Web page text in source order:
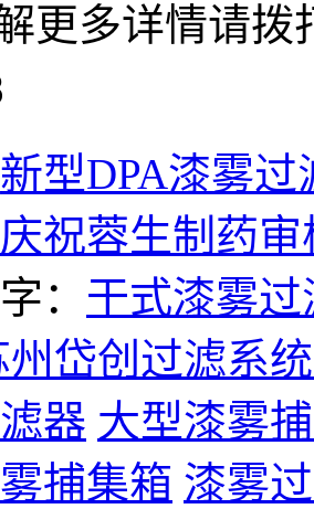
更多详情请拨
新型DPA漆雾
祝蓉生制药
： 干式漆雾过
州岱创过滤系
器 大型漆雾
捕集箱 漆雾